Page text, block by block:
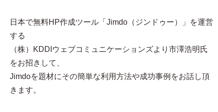
日本で無料HP作成ツール「Jimdo（ジンドゥー）」を運営
する
（株）KDDIウェブコミュニケーションズより市澤浩明氏
をお招きして、
Jimdoを題材にその簡単な利用方法や成功事例をお話し頂
きます。